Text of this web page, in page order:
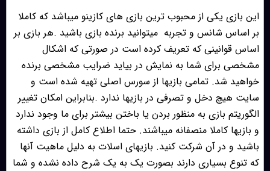
این بازی یکی از محبوب ترین بازی های کازینو میباشد که کاملا
بر اساس شانس و تجربه میتوانید برنده بازی باشید .هر بازی بر
اساس قوانینی که تعریف کرده است در صورتی که اشکال
مشخصی برای شما به نمایش در بیاید ضرایب مشخصی برنده
خواهید شد. تمامی بازیها از سورس اصلی تهیه شده است و
سایت هیچ دخل و تصرفی در بازیها ندارد .بنابراین امکان تغییر
الگوریتم بازی به منظور بردن یا باختن بیشتر برای ما وجود ندارد
و بازیها کاملا منصفانه میباشند. حتما اطلاع کامل از بازی داشته
باشید و در آن شرکت کنید. بازیهای اسلات به دلیل ماهیت آنها
که تنوع بسیاری دارند بصورت یک به یک شرح داده نشده و شما